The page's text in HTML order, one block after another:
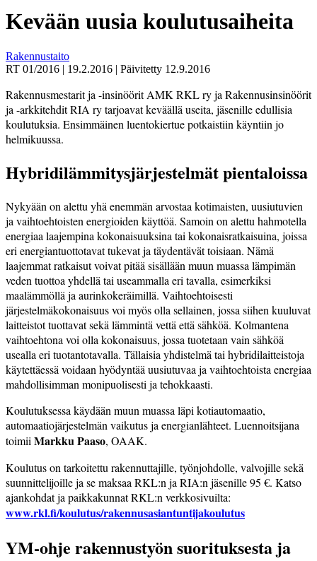
Kevään uusia koulutusaiheita
Rakennustaito
RT 01/2016 | 19.2.2016 | Päivitetty 12.9.2016
Rakennusmestarit ja -insinöörit AMK RKL ry ja Rakennusinsinöörit
ja -arkkitehdit RIA ry tarjoavat keväällä useita, jäsenille edullisia
koulutuksia. Ensimmäinen luentokiertue potkaistiin käyntiin jo
helmikuussa.
Hybridilämmitysjärjestelmät pientaloissa
Nykyään on alettu yhä enemmän arvostaa kotimaisten, uusiutuvien
ja vaihtoehtoisten energioiden käyttöä. Samoin on alettu hahmotella
energiaa laajempina kokonaisuuksina tai kokonaisratkaisuina, joissa
eri energiantuottotavat tukevat ja täydentävät toisiaan. Nämä
laajemmat ratkaisut voivat pitää sisällään muun muassa lämpimän
veden tuottoa yhdellä tai useammalla eri tavalla, esimerkiksi
maalämmöllä ja aurinkokeräimillä. Vaihtoehtoisesti
järjestelmäkokonaisuus voi myös olla sellainen, jossa siihen kuuluvat
laitteistot tuottavat sekä lämmintä vettä että sähköä. Kolmantena
vaihtoehtona voi olla kokonaisuus, jossa tuotetaan vain sähköä
usealla eri tuotantotavalla. Tällaisia yhdistelmä tai hybridilaitteistoja
käytettäessä voidaan hyödyntää uusiutuvaa ja vaihtoehtoista energiaa
mahdollisimman monipuolisesti ja tehokkaasti.
Koulutuksessa käydään muun muassa läpi kotiautomaatio,
automaatiojärjestelmän vaikutus ja energianlähteet. Luennoitsijana
toimiiMarkku Paaso, OAAK.
Koulutus on tarkoitettu rakennuttajille, työnjohdolle, valvojille sekä
suunnittelijoille ja se maksaa RKL:n ja RIA:n jäsenille 95 €. Katso
ajankohdat ja paikkakunnat RKL:n verkkosivuilta:
www.rkl.fi/koulutus/rakennusasiantuntijakoulutus
YM-ohje rakennustyön suorituksesta ja